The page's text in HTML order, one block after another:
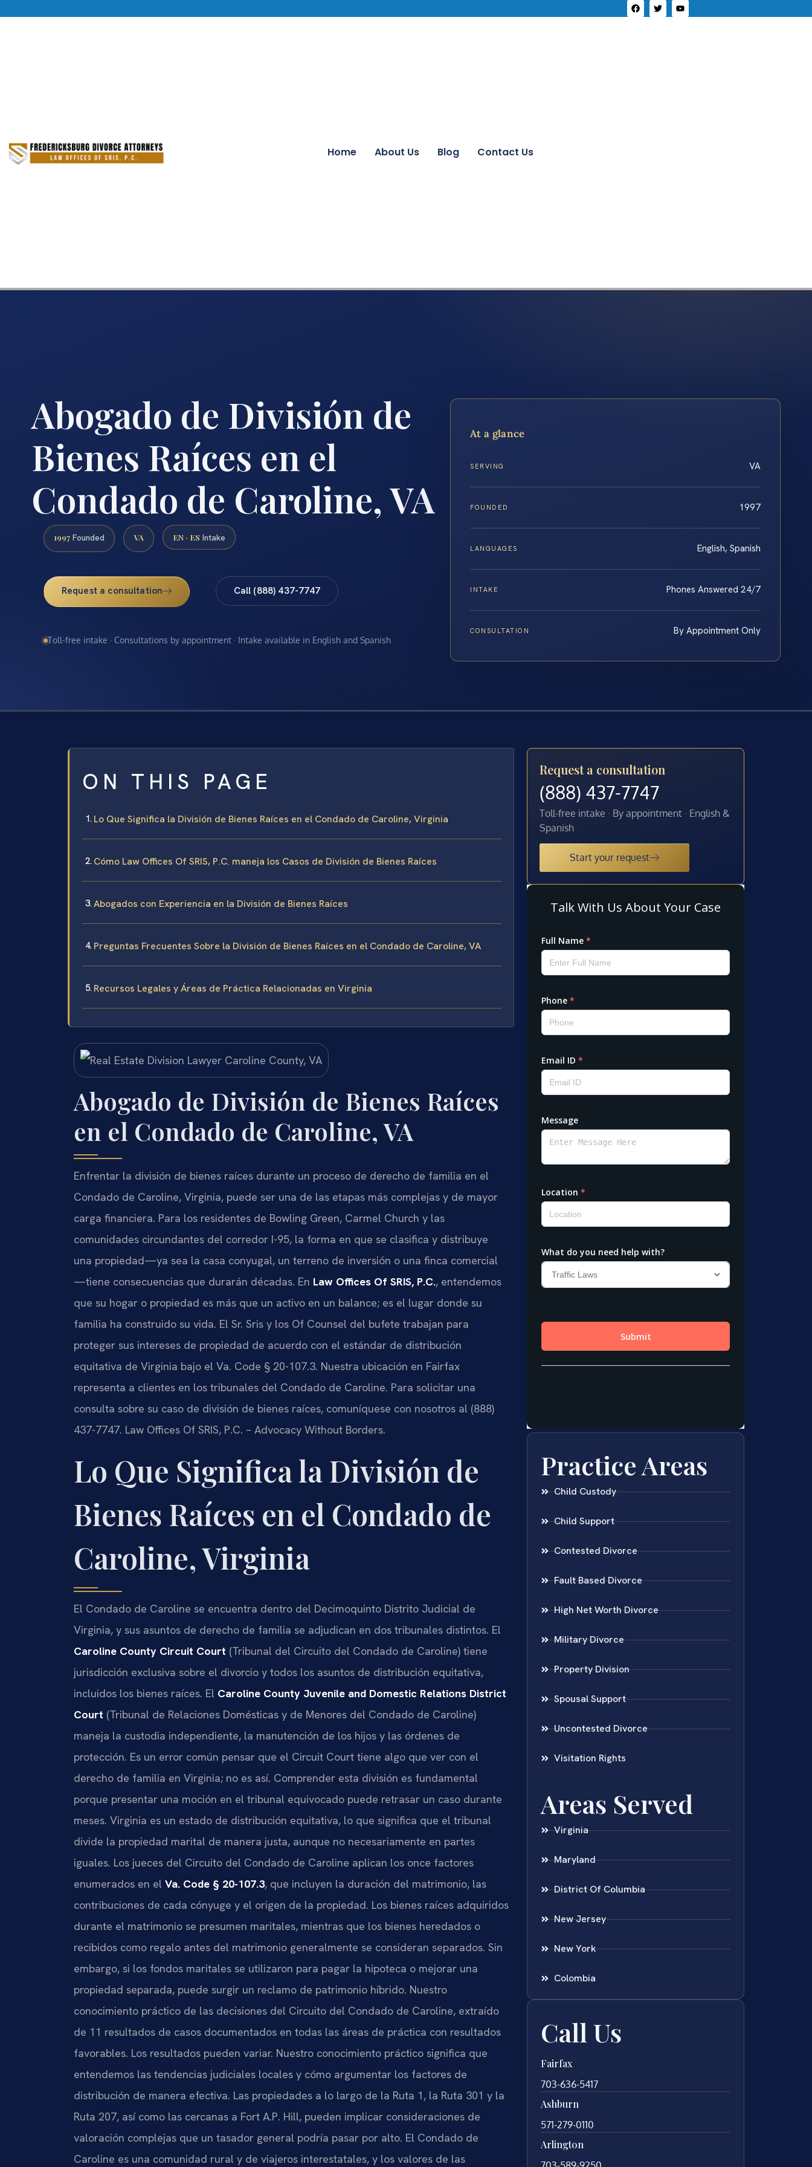
Home About Us Blog Contact Us
Abogado de División de
Bienes Raíces en el
Condado de Caroline, VA
1997 Founded VA EN · ES Intake
Request a consultation Call (888) 437-7747
Toll-free intake · Consultations by appointment · Intake available in English and Spanish
At a glance
SERVING VA
FOUNDED 1997
LANGUAGES English, Spanish
INTAKE Phones Answered 24/7
CONSULTATION By Appointment Only
ON THIS PAGE
Lo Que Significa la División de Bienes Raíces en el Condado de Caroline, Virginia
Cómo Law Offices Of SRIS, P.C. maneja los Casos de División de Bienes Raíces
Abogados con Experiencia en la División de Bienes Raíces
Preguntas Frecuentes Sobre la División de Bienes Raíces en el Condado de Caroline, VA
Recursos Legales y Áreas de Práctica Relacionadas en Virginia
Abogado de División de Bienes Raíces
en el Condado de Caroline, VA
Enfrentar la división de bienes raíces durante un proceso de derecho de familia en el
Condado de Caroline, Virginia, puede ser una de las etapas más complejas y de mayor
carga financiera. Para los residentes de Bowling Green, Carmel Church y las
comunidades circundantes del corredor I-95, la forma en que se clasifica y distribuye
una propiedad—ya sea la casa conyugal, un terreno de inversión o una finca comercial
—tiene consecuencias que durarán décadas. En Law Offices Of SRIS, P.C., entendemos
que su hogar o propiedad es más que un activo en un balance; es el lugar donde su
familia ha construido su vida. El Sr. Sris y los Of Counsel del bufete trabajan para
proteger sus intereses de propiedad de acuerdo con el estándar de distribución
equitativa de Virginia bajo el Va. Code § 20-107.3. Nuestra ubicación en Fairfax
representa a clientes en los tribunales del Condado de Caroline. Para solicitar una
consulta sobre su caso de división de bienes raíces, comuníquese con nosotros al (888)
437-7747. Law Offices Of SRIS, P.C. – Advocacy Without Borders.
Lo Que Significa la División de
Bienes Raíces en el Condado de
Caroline, Virginia
El Condado de Caroline se encuentra dentro del Decimoquinto Distrito Judicial de
Virginia, y sus asuntos de derecho de familia se adjudican en dos tribunales distintos. El
Caroline County Circuit Court (Tribunal del Circuito del Condado de Caroline) tiene
jurisdicción exclusiva sobre el divorcio y todos los asuntos de distribución equitativa,
incluidos los bienes raíces. El Caroline County Juvenile and Domestic Relations District
Court (Tribunal de Relaciones Domésticas y de Menores del Condado de Caroline)
maneja la custodia independiente, la manutención de los hijos y las órdenes de
protección. Es un error común pensar que el Circuit Court tiene algo que ver con el
derecho de familia en Virginia; no es así. Comprender esta división es fundamental
porque presentar una moción en el tribunal equivocado puede retrasar un caso durante
meses. Virginia es un estado de distribución equitativa, lo que significa que el tribunal
divide la propiedad marital de manera justa, aunque no necesariamente en partes
iguales. Los jueces del Circuito del Condado de Caroline aplican los once factores
enumerados en el Va. Code § 20-107.3, que incluyen la duración del matrimonio, las
contribuciones de cada cónyuge y el origen de la propiedad. Los bienes raíces adquiridos
durante el matrimonio se presumen maritales, mientras que los bienes heredados o
recibidos como regalo antes del matrimonio generalmente se consideran separados. Sin
embargo, si los fondos maritales se utilizaron para pagar la hipoteca o mejorar una
propiedad separada, puede surgir un reclamo de patrimonio híbrido. Nuestro
conocimiento práctico de las decisiones del Circuito del Condado de Caroline, extraído
de 11 resultados de casos documentados en todas las áreas de práctica con resultados
favorables. Los resultados pueden variar. Nuestro conocimiento práctico significa que
entendemos las tendencias judiciales locales y cómo argumentar los factores de
distribución de manera efectiva. Las propiedades a lo largo de la Ruta 1, la Ruta 301 y la
Ruta 207, así como las cercanas a Fort A.P. Hill, pueden implicar consideraciones de
valoración complejas que un tasador general podría pasar por alto. El Condado de
Caroline es una comunidad rural y de viajeros interestatales, y los valores de las
Request a consultation
(888) 437-7747
Toll-free intake · By appointment · English &
Spanish
Start your request
Practice Areas
Child Custody
Child Support
Contested Divorce
Fault Based Divorce
High Net Worth Divorce
Military Divorce
Property Division
Spousal Support
Uncontested Divorce
Visitation Rights
Areas Served
Virginia
Maryland
District Of Columbia
New Jersey
New York
Colombia
Call Us
Fairfax
703-636-5417
Ashburn
571-279-0110
Arlington